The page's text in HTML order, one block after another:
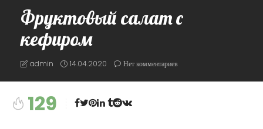
Фруктовый салат с
кефиром
admin 14.04.2020 Нет комментариев
129